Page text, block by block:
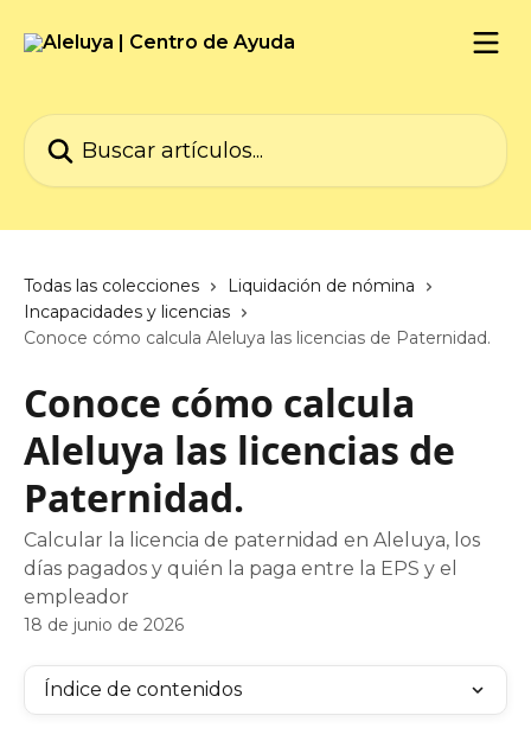
Buscar artículos...
Todas las colecciones
Liquidación de nómina
Incapacidades y licencias
Conoce cómo calcula Aleluya las licencias de Paternidad.
Conoce cómo calcula
Aleluya las licencias de
Paternidad.
Calcular la licencia de paternidad en Aleluya, los
días pagados y quién la paga entre la EPS y el
empleador
18 de junio de 2026
Índice de contenidos